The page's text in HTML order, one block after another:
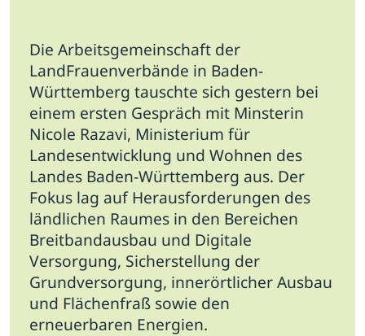
Die Arbeitsgemeinschaft der
LandFrauenverbände in Baden-
Württemberg tauschte sich gestern bei
einem ersten Gespräch mit Minsterin
Nicole Razavi, Ministerium für
Landesentwicklung und Wohnen des
Landes Baden-Württemberg aus. Der
Fokus lag auf Herausforderungen des
ländlichen Raumes in den Bereichen
Breitbandausbau und Digitale
Versorgung, Sicherstellung der
Grundversorgung, innerörtlicher Ausbau
und Flächenfraß sowie den
erneuerbaren Energien.